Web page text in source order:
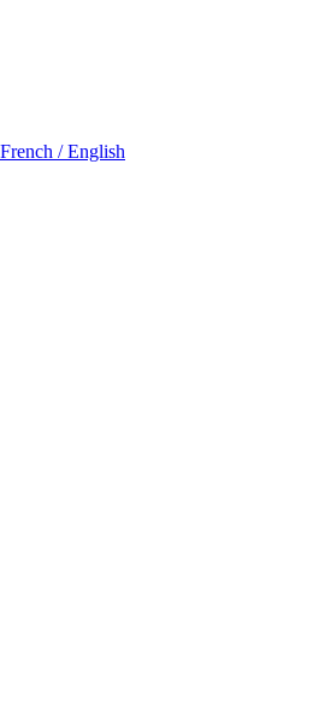
/ English